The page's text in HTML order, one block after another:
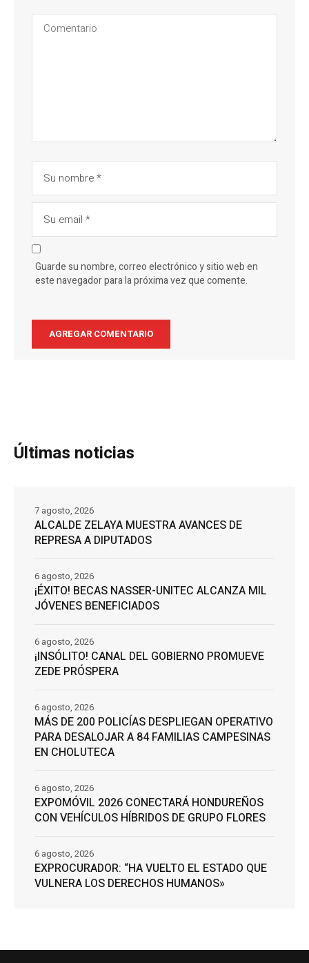
Guarde su nombre, correo electrónico y sitio web en
este navegador para la próxima vez que comente.
Últimas noticias
ALCALDE ZELAYA MUESTRA AVANCES DE
REPRESA A DIPUTADOS
7 agosto, 2026
¡ÉXITO! BECAS NASSER-UNITEC ALCANZA MIL
JÓVENES BENEFICIADOS
6 agosto, 2026
¡INSÓLITO! CANAL DEL GOBIERNO PROMUEVE
ZEDE PRÓSPERA
6 agosto, 2026
MÁS DE 200 POLICÍAS DESPLIEGAN OPERATIVO
PARA DESALOJAR A 84 FAMILIAS CAMPESINAS
EN CHOLUTECA
6 agosto, 2026
EXPOMÓVIL 2026 CONECTARÁ HONDUREÑOS
CON VEHÍCULOS HÍBRIDOS DE GRUPO FLORES
6 agosto, 2026
EXPROCURADOR: “HA VUELTO EL ESTADO QUE
VULNERA LOS DERECHOS HUMANOS»
6 agosto, 2026